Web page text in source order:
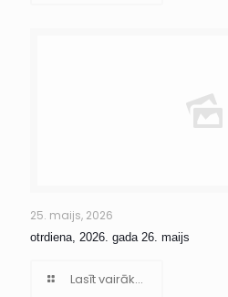
25. maijs, 2026
otrdiena, 2026. gada 26. maijs
Lasīt vairāk...